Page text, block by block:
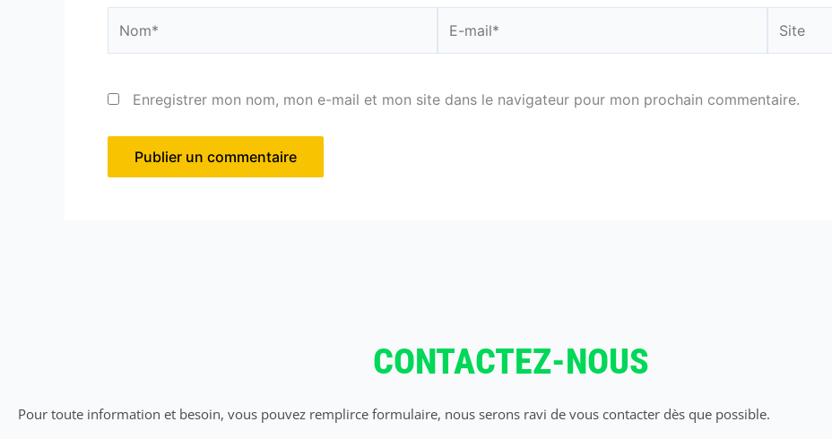
mail*
Enregistrer mon nom, mon e-mail et mon site dans le navigateur pour mon prochain commentaire.
CONTACTEZ-NOUS
Pour toute information et besoin, vous pouvez remplirce formulaire, nous serons ravi de vous contacter dès que possible.